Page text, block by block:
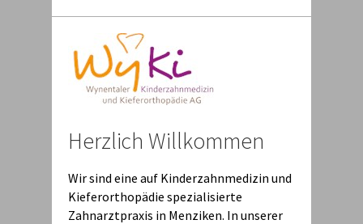
Herzlich Willkommen
Wir sind eine auf Kinderzahnmedizin und
Kieferorthopädie spezialisierte
Zahnarztpraxis in Menziken. In unserer